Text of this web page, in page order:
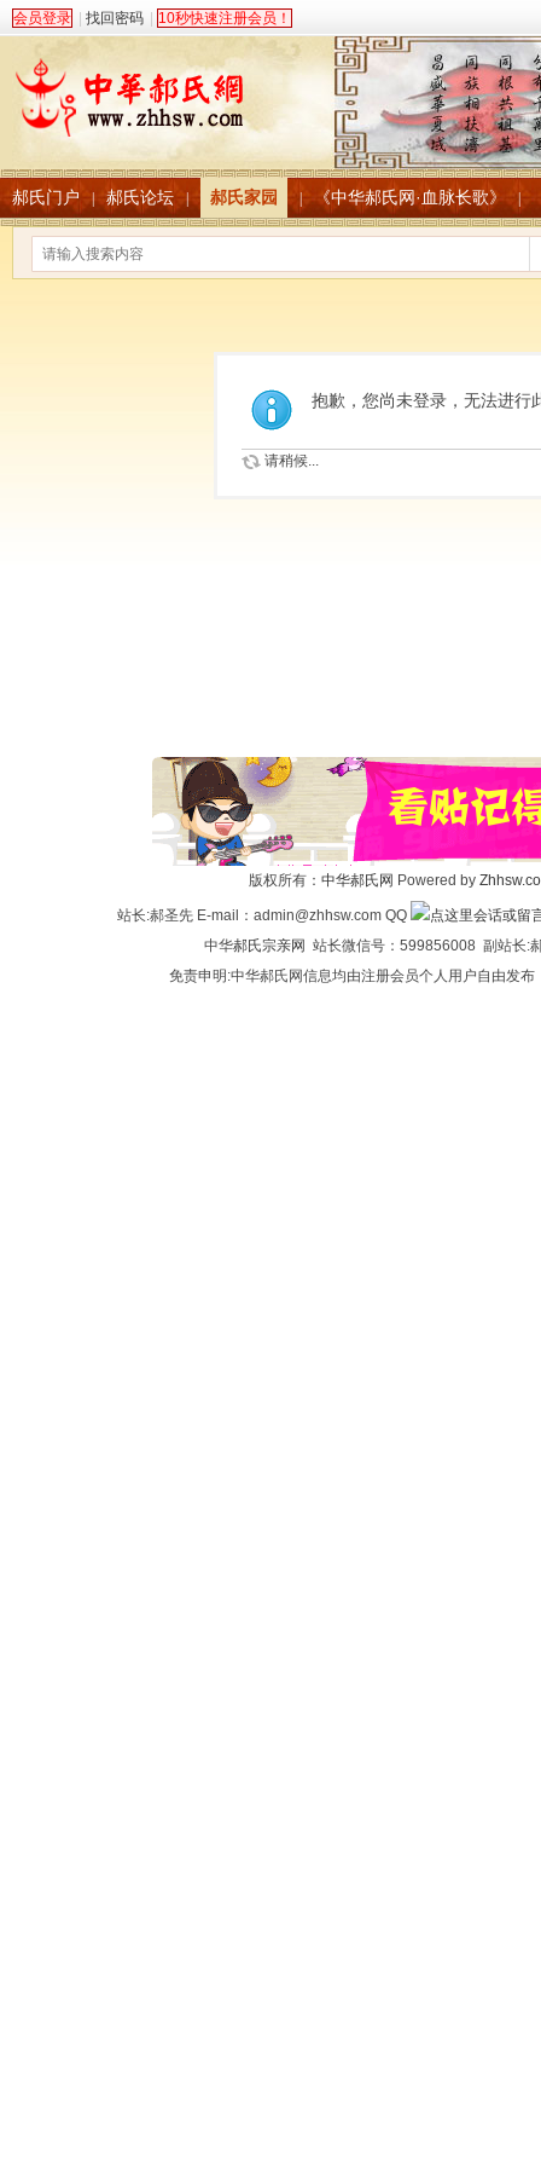
会员登录 找回密码 10秒快速注册会员！
郝氏门户 | 郝氏论坛 | 郝氏家园 《中华郝氏网·血脉长歌》
抱歉，您尚未登录，无法进行
请稍候...
版权所有： 中华郝氏网 Powered by
站长:郝圣先 E-mail：admin@zhhsw.com QQ
中华郝氏宗亲网 站长微信号：599856008 副站长:
免责申明:中华郝氏网信息均由注册会员个人用户自由发